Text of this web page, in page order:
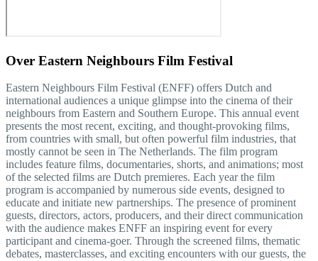
Over Eastern Neighbours Film Festival
Eastern Neighbours Film Festival (ENFF) offers Dutch and
international audiences a unique glimpse into the cinema of their
neighbours from Eastern and Southern Europe. This annual event
presents the most recent, exciting, and thought‐provoking films,
from countries with small, but often powerful film industries, that
mostly cannot be seen in The Netherlands. The film program
includes feature films, documentaries, shorts, and animations; most
of the selected films are Dutch premieres. Each year the film
program is accompanied by numerous side events, designed to
educate and initiate new partnerships. The presence of prominent
guests, directors, actors, producers, and their direct communication
with the audience makes ENFF an inspiring event for every
participant and cinema-goer. Through the screened films, thematic
debates, masterclasses, and exciting encounters with our guests, the